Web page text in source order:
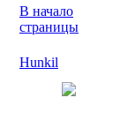
В начало
страницы
Hunkil